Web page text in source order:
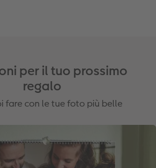
per il tuo prossimo
regalo
fare con le tue foto più belle